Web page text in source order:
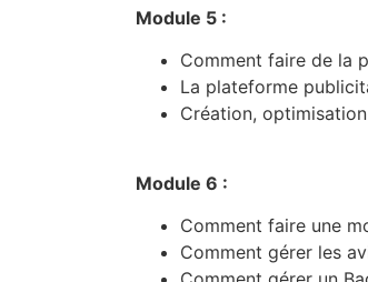
Module 5 :
Comment faire de la
La plateforme
Création,
Module 6 :
Comment faire une
Comment gérer les